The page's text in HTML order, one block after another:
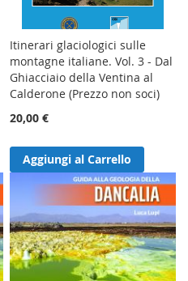
Itinerari glaciologici sulle
montagne italiane. Vol. 3 - Dal
Ghiacciaio della Ventina al
Calderone (Prezzo non soci)
20,00 €
Aggiungi al Carrello